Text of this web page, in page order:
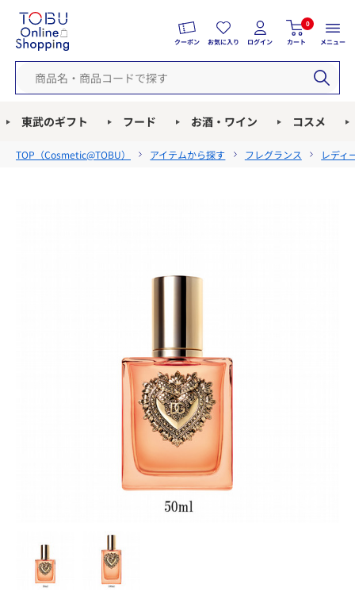
クーポン お気に入り ログイン
0
カート メニュー
東武のギフト フード お酒・ワイン コスメ
TOP（Cosmetic@TOBU） アイテムから探す フレグランス レディ